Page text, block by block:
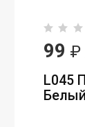
99 ₽
L045
Белый